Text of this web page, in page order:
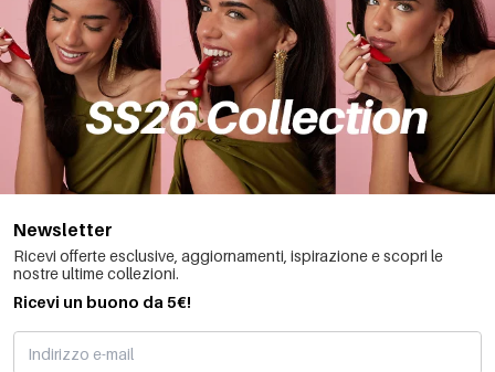
Newsletter
Ricevi offerte esclusive, aggiornamenti, ispirazione e scopri le
nostre ultime collezioni.
Ricevi un buono da 5€!